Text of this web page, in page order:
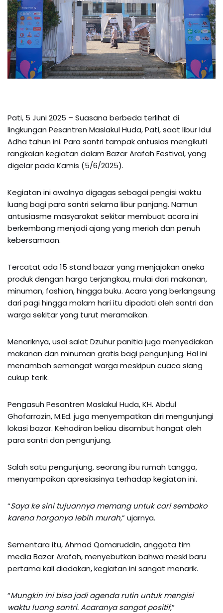
Pati, 5 Juni 2025 – Suasana berbeda terlihat di
lingkungan Pesantren Maslakul Huda, Pati, saat libur Idul
Adha tahun ini. Para santri tampak antusias mengikuti
rangkaian kegiatan dalam Bazar Arafah Festival, yang
digelar pada Kamis (5/6/2025).
Kegiatan ini awalnya digagas sebagai pengisi waktu
luang bagi para santri selama libur panjang. Namun
antusiasme masyarakat sekitar membuat acara ini
berkembang menjadi ajang yang meriah dan penuh
kebersamaan.
Tercatat ada 15 stand bazar yang menjajakan aneka
produk dengan harga terjangkau, mulai dari makanan,
minuman, fashion, hingga buku. Acara yang berlangsung
dari pagi hingga malam hari itu dipadati oleh santri dan
warga sekitar yang turut meramaikan.
Menariknya, usai salat Dzuhur panitia juga menyediakan
makanan dan minuman gratis bagi pengunjung. Hal ini
menambah semangat warga meskipun cuaca siang
cukup terik.
Pengasuh Pesantren Maslakul Huda, KH. Abdul
Ghofarrozin, M.Ed. juga menyempatkan diri mengunjungi
lokasi bazar. Kehadiran beliau disambut hangat oleh
para santri dan pengunjung.
Salah satu pengunjung, seorang ibu rumah tangga,
menyampaikan apresiasinya terhadap kegiatan ini.
“Saya ke sini tujuannya memang untuk cari sembako
karena harganya lebih murah,” ujarnya.
Sementara itu, Ahmad Qomaruddin, anggota tim
media Bazar Arafah, menyebutkan bahwa meski baru
pertama kali diadakan, kegiatan ini sangat menarik.
“Mungkin ini bisa jadi agenda rutin untuk mengisi
waktu luang santri. Acaranya sangat positif,”